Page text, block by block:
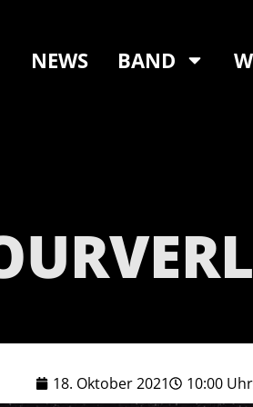
NEWS BAND
18. Oktober 2021 10:00 Uhr